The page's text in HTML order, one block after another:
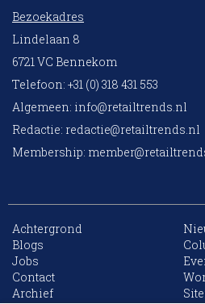
Bezoekadres
Lindelaan 8
6721 VC Bennekom
Telefoon: +31 (0) 318 431 553
Algemeen: info@retailtrends.nl
Redactie: redactie@retailtrends.nl
Membership:
Achtergrond
Blogs
Jobs
Contact
Archief